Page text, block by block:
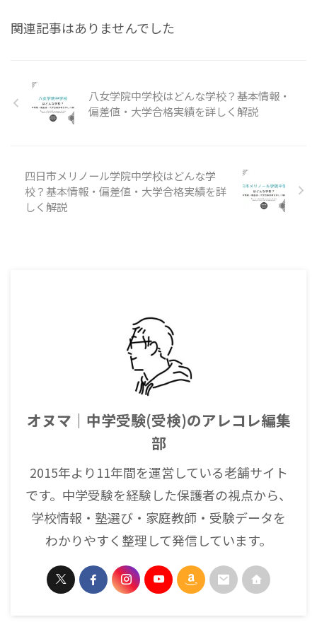
関連記事はありませんでした
八女学院中学校はどんな学校？基本情報・
偏差値・大学合格実績を詳しく解説
四日市メリノール学院中学校はどんな学
校？基本情報・偏差値・大学合格実績を詳
しく解説
オヌマ｜中学受験(受検)のアレコレ編集
部
2015年より11年間を運営している老舗サイト
です。中学受験を経験した保護者の視点から、
学校情報・塾選び・家庭教師・受験データを
わかりやすく整理して発信しています。